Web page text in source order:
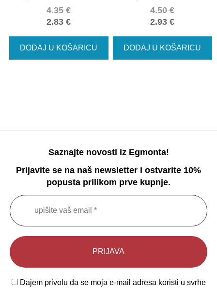
2.83€
4.35€
DODAJ U KOŠARICU
2.93€
4.50€
DODAJ U KOŠARICU
Saznajte novosti iz Egmonta!
Prijavite se na naš newsletter i ostvarite 10%
popusta prilikom prve kupnje.
Dajem privolu da se moja e-mail adresa koristi u svrhe